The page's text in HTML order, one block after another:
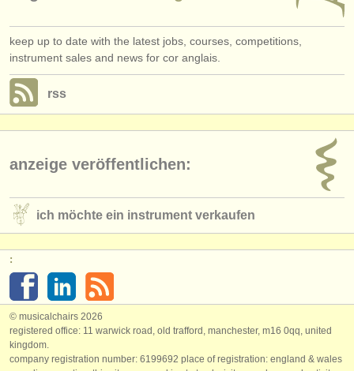
keep up to date with the latest jobs, courses, competitions,
instrument sales and news for cor anglais.
rss
anzeige veröffentlichen:
ich möchte ein instrument verkaufen
:
© musicalchairs 2026
registered office: 11 warwick road, old trafford, manchester, m16 0qq, united
kingdom.
company registration number: ​6199692 place of registration: england & wales